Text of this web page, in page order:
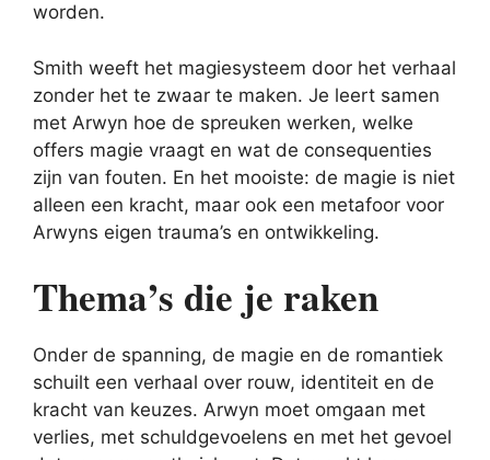
worden.
Smith weeft het magiesysteem door het verhaal
zonder het te zwaar te maken. Je leert samen
met Arwyn hoe de spreuken werken, welke
offers magie vraagt en wat de consequenties
zijn van fouten. En het mooiste: de magie is niet
alleen een kracht, maar ook een metafoor voor
Arwyns eigen trauma’s en ontwikkeling.
Thema’s die je raken
Onder de spanning, de magie en de romantiek
schuilt een verhaal over rouw, identiteit en de
kracht van keuzes. Arwyn moet omgaan met
verlies, met schuldgevoelens en met het gevoel